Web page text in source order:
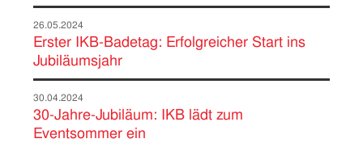
26.05.2024
Erster IKB-Badetag: Erfolgreicher Start ins
Jubiläumsjahr
30.04.2024
30-Jahre-Jubiläum: IKB lädt zum
Eventsommer ein